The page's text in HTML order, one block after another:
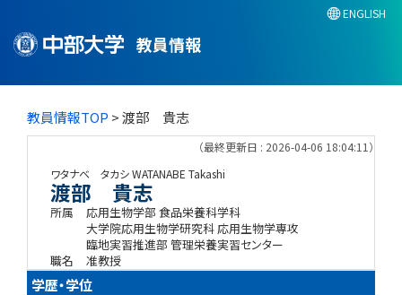
教員情報
ENGLISH
教員情報TOP > 渡部 貴志
（最終更新日 : 2026-04-06 18:04:11）
ワタナベ タカシWATANABE Takashi
渡部 貴志
所属
応用生物学部 食品栄養科学科
大学院応用生物学研究科 応用生物学専攻
臨地実習推進部 管理栄養実習センター
職名
准教授
学歴・学位